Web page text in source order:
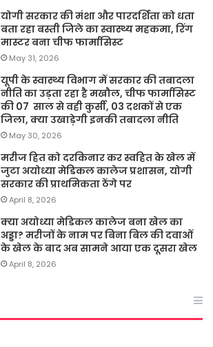
योगी सरकार की मंशा और पारदर्शिता को धता
बता रहा बस्ती जिले का स्वास्थ्य महकमा, रिंग
मास्टर बना चीफ फार्मासिस्ट
May 31, 2026
यूपी के स्वास्थ्य विभाग में सरकार की तबादला
नीति का उड़ता रहा है मखौल, चीफ फार्मासिस्ट
की 07 साल से वही कुर्सी, 03 दशकों से एक
जिला, क्या उखाड़ेगी इनकी तबादला नीति
May 30, 2026
मरीज हित को दरकिनार कर स्वहित के खेल में
जुटा अयोध्या मेडिकल कालेज प्रशासन, योगी
सरकार की प्राथमिकता ठेंगे पर
April 8, 2026
क्या अयोध्या मेडिकल कालेज बना खेल का
अड्डा? मरीजों के नाम पर बिना बिल की दवाओं
के खेल के बाद अब सामने आया एक दूसरा खेल
April 8, 2026